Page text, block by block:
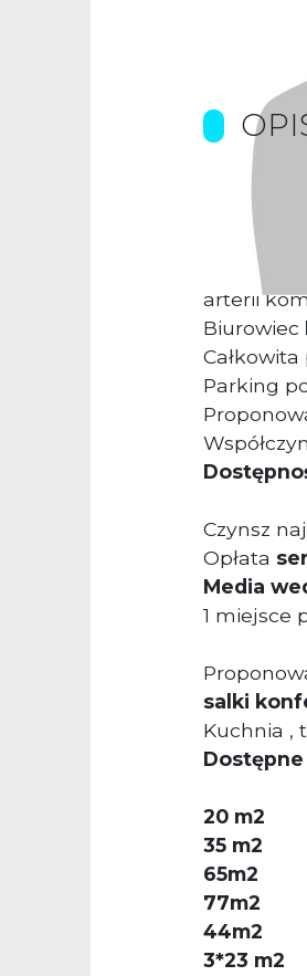
Prowizje
arterii
Biurowiec
Parking
Czynsz
Opłata
Media
1 miejsce
salki
Kuchnia ,
20 m2
35 m2
65m2
77m2
44m2
3*23 m2